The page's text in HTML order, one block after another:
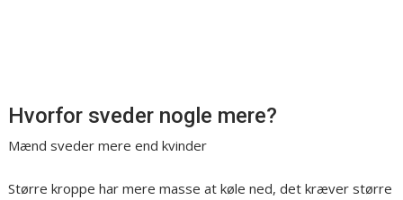
Hvorfor sveder nogle mere?
Mænd sveder mere end kvinder
Større kroppe har mere masse at køle ned, det kræver større